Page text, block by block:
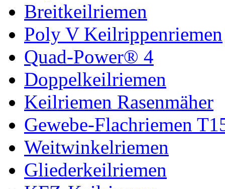
Breitkeilriemen
Poly V Keilrippenriemen
Quad-Power® 4
Doppelkeilriemen
Keilriemen Rasenmäher
Gewebe-Flachriemen
Weitwinkelriemen
Gliederkeilriemen